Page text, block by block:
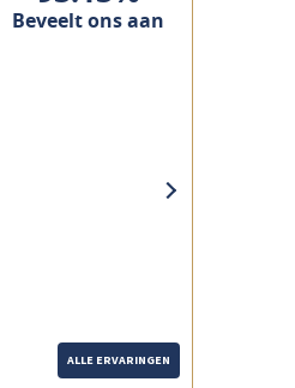
Beveelt ons aan
next
ALLE ERVARINGEN